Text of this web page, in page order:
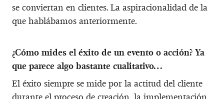
se conviertan en clientes. La aspiracionalidad de la
que hablábamos anteriormente.
¿Cómo mides el éxito de un evento o acción? Ya
que parece algo bastante cualitativo…
El éxito siempre se mide por la actitud del cliente